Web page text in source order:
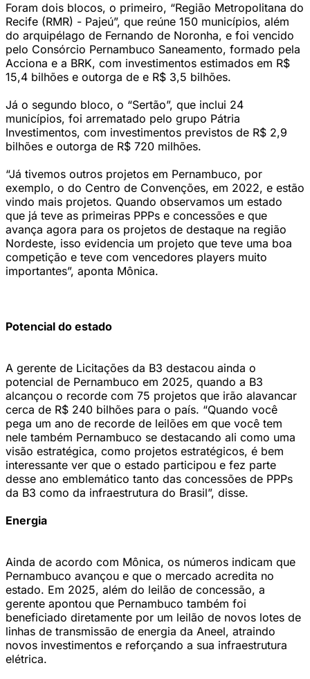
Foram dois blocos, o primeiro, “Região Metropolitana do
Recife (RMR) - Pajeú”, que reúne 150 municípios, além
do arquipélago de Fernando de Noronha, e foi vencido
pelo Consórcio Pernambuco Saneamento, formado pela
Acciona e a BRK, com investimentos estimados em R$
15,4 bilhões e outorga de e R$ 3,5 bilhões.
Já o segundo bloco, o “Sertão”, que inclui 24
municípios, foi arrematado pelo grupo Pátria
Investimentos, com investimentos previstos de R$ 2,9
bilhões e outorga de R$ 720 milhões.
“Já tivemos outros projetos em Pernambuco, por
exemplo, o do Centro de Convenções, em 2022, e estão
vindo mais projetos. Quando observamos um estado
que já teve as primeiras PPPs e concessões e que
avança agora para os projetos de destaque na região
Nordeste, isso evidencia um projeto que teve uma boa
competição e teve com vencedores players muito
importantes”, aponta Mônica.
Potencial do estado
A gerente de Licitações da B3 destacou ainda o
potencial de Pernambuco em 2025, quando a B3
alcançou o recorde com 75 projetos que irão alavancar
cerca de R$ 240 bilhões para o país. “Quando você
pega um ano de recorde de leilões em que você tem
nele também Pernambuco se destacando ali como uma
visão estratégica, como projetos estratégicos, é bem
interessante ver que o estado participou e fez parte
desse ano emblemático tanto das concessões de PPPs
da B3 como da infraestrutura do Brasil”, disse.
Energia
Ainda de acordo com Mônica, os números indicam que
Pernambuco avançou e que o mercado acredita no
estado. Em 2025, além do leilão de concessão, a
gerente apontou que Pernambuco também foi
beneficiado diretamente por um leilão de novos lotes de
linhas de transmissão de energia da Aneel, atraindo
novos investimentos e reforçando a sua infraestrutura
elétrica.